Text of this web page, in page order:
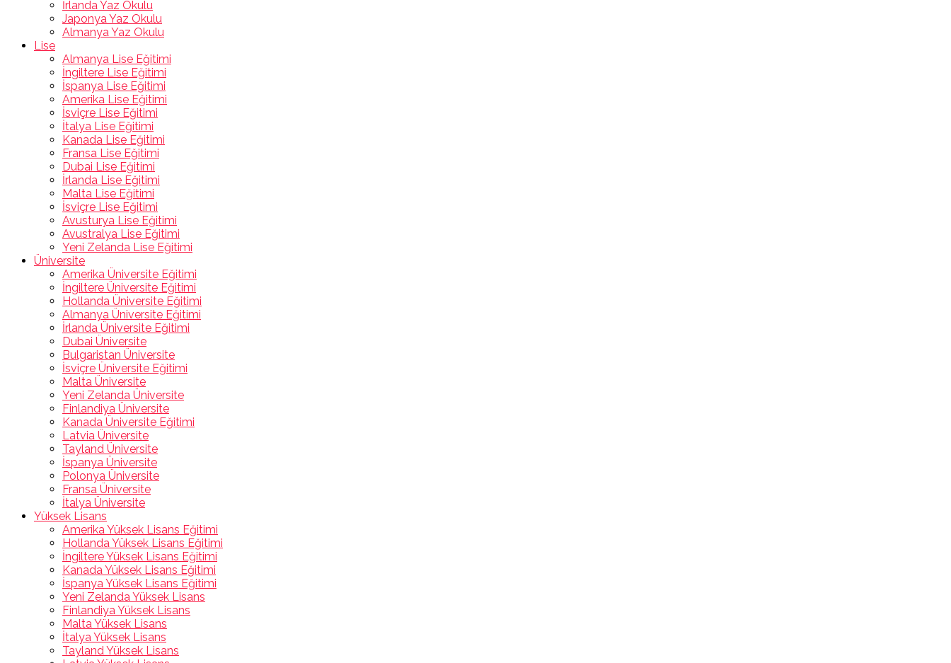
İrlanda Yaz Okulu
Japonya Yaz Okulu
Almanya Yaz Okulu
Lise
Almanya Lise Eğitimi
İngiltere Lise Eğitimi
İspanya Lise Eğitimi
Amerika Lise Eğitimi
İsviçre Lise Eğitimi
İtalya Lise Eğitimi
Kanada Lise Eğitimi
Fransa Lise Eğitimi
Dubai Lise Eğitimi
İrlanda Lise Eğitimi
Malta Lise Eğitimi
İsviçre Lise Eğitimi
Avusturya Lise Eğitimi
Avustralya Lise Eğitimi
Yeni Zelanda Lise Eğitimi
Üniversite
Amerika Üniversite Eğitimi
İngiltere Üniversite Eğitimi
Hollanda Üniversite Eğitimi
Almanya Üniversite Eğitimi
İrlanda Üniversite Eğitimi
Dubai Üniversite
Bulgaristan Üniversite
İsviçre Üniversite Eğitimi
Malta Üniversite
Yeni Zelanda Üniversite
Finlandiya Üniversite
Kanada Üniversite Eğitimi
Latvia Üniversite
Tayland Üniversite
İspanya Üniversite
Polonya Üniversite
Fransa Üniversite
İtalya Üniversite
Yüksek Lisans
Amerika Yüksek Lisans Eğitimi
Hollanda Yüksek Lisans Eğitimi
İngiltere Yüksek Lisans Eğitimi
Kanada Yüksek Lisans Eğitimi
İspanya Yüksek Lisans Eğitimi
Yeni Zelanda Yüksek Lisans
Finlandiya Yüksek Lisans
Malta Yüksek Lisans
İtalya Yüksek Lisans
Tayland Yüksek Lisans